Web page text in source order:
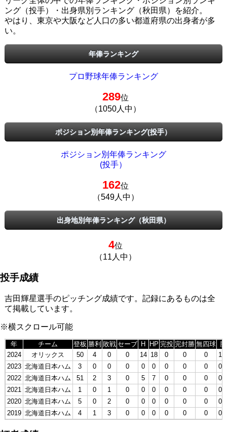
ング（投手）・出身県別ランキング（秋田県）を紹介。
やはり、東京や大阪など人口の多い都道府県の出身者が多
い。
年俸ランキング
プロ野球年俸ランキング
289位
（1050人中）
ポジション別年俸ランキング(投手）
ポジション別年俸ランキング
(投手）
162位
（549人中）
出身地別年俸ランキング（秋田県）
4位
（11人中）
投手成績
吉田輝星選手のピッチング成績です。記録にあるものは全
て掲載しています。
※横スクロール可能
年 チーム 登板 勝利 敗戦 セーブ H HP 完投 完封勝 無四球
2024
オリックス 50 4 0 0 14 18 0 0 0
2023 北海道日本ハム 3 0 0 0 0 0 0 0 0
2022 北海道日本ハム 51 2 3 0 5 7 0 0 0
2021 北海道日本ハム 1 0 1 0 0 0 0 0 0
2020 北海道日本ハム 5 0 2 0 0 0 0 0 0
2019 北海道日本ハム 4 1 3 0 0 0 0 0 0